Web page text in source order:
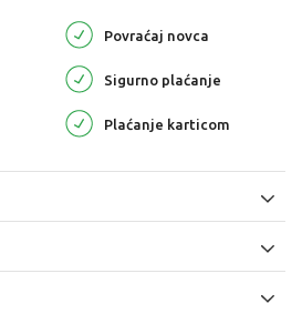
Povraćaj novca
Sigurno plaćanje
Plaćanje karticom